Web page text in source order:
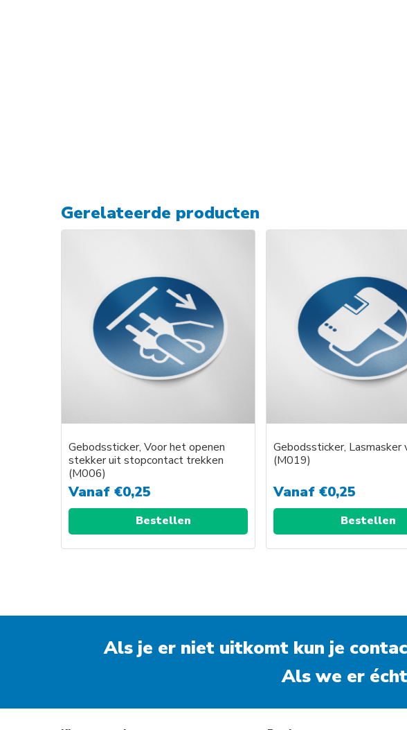
Gerelateerde producten
Gebodssticker, Voor het openen
stekker uit stopcontact trekken
(M006)
Vanaf €0,25
Bestellen
Gebodssticker, Lasmasker
(M019)
Vanaf €0,25
Bestellen
Als je er niet uitkomt kun je
Als we er